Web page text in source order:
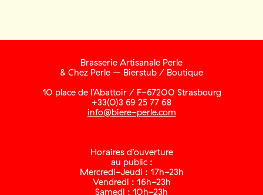
Brasserie Artisanale Perle
& Chez Perle – Bierstub / Boutique
10 place de l’Abattoir / F-67200 Strasbourg
+33(0)3 69 25 77 68
info@biere-perle.com
Horaires d’ouverture
au public :
Mercredi-Jeudi : 17h-23h
Vendredi : 16h-23h
Samedi : 10h-23h